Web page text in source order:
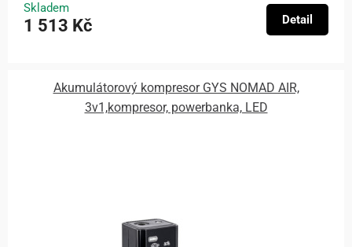
Skladem
1 513 Kč Detail
Akumulátorový kompresor GYS NOMAD AIR,
3v1,kompresor, powerbanka, LED